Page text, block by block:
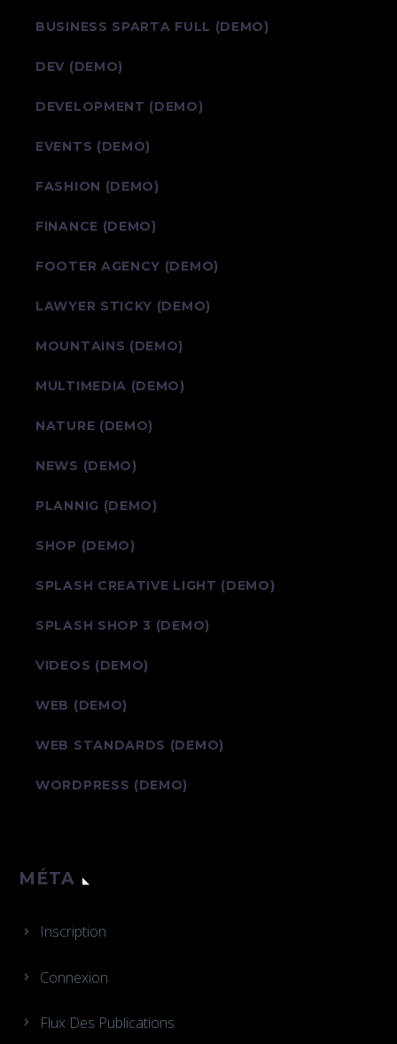
BUSINESS SPARTA FULL (DEMO)
DEV (DEMO)
DEVELOPMENT (DEMO)
EVENTS (DEMO)
FASHION (DEMO)
FINANCE (DEMO)
FOOTER AGENCY (DEMO)
LAWYER STICKY (DEMO)
MOUNTAINS (DEMO)
MULTIMEDIA (DEMO)
NATURE (DEMO)
NEWS (DEMO)
PLANNIG (DEMO)
SHOP (DEMO)
SPLASH CREATIVE LIGHT (DEMO)
SPLASH SHOP 3 (DEMO)
VIDEOS (DEMO)
WEB (DEMO)
WEB STANDARDS (DEMO)
WORDPRESS (DEMO)
MÉTA
Inscription
Connexion
Flux Des Publications